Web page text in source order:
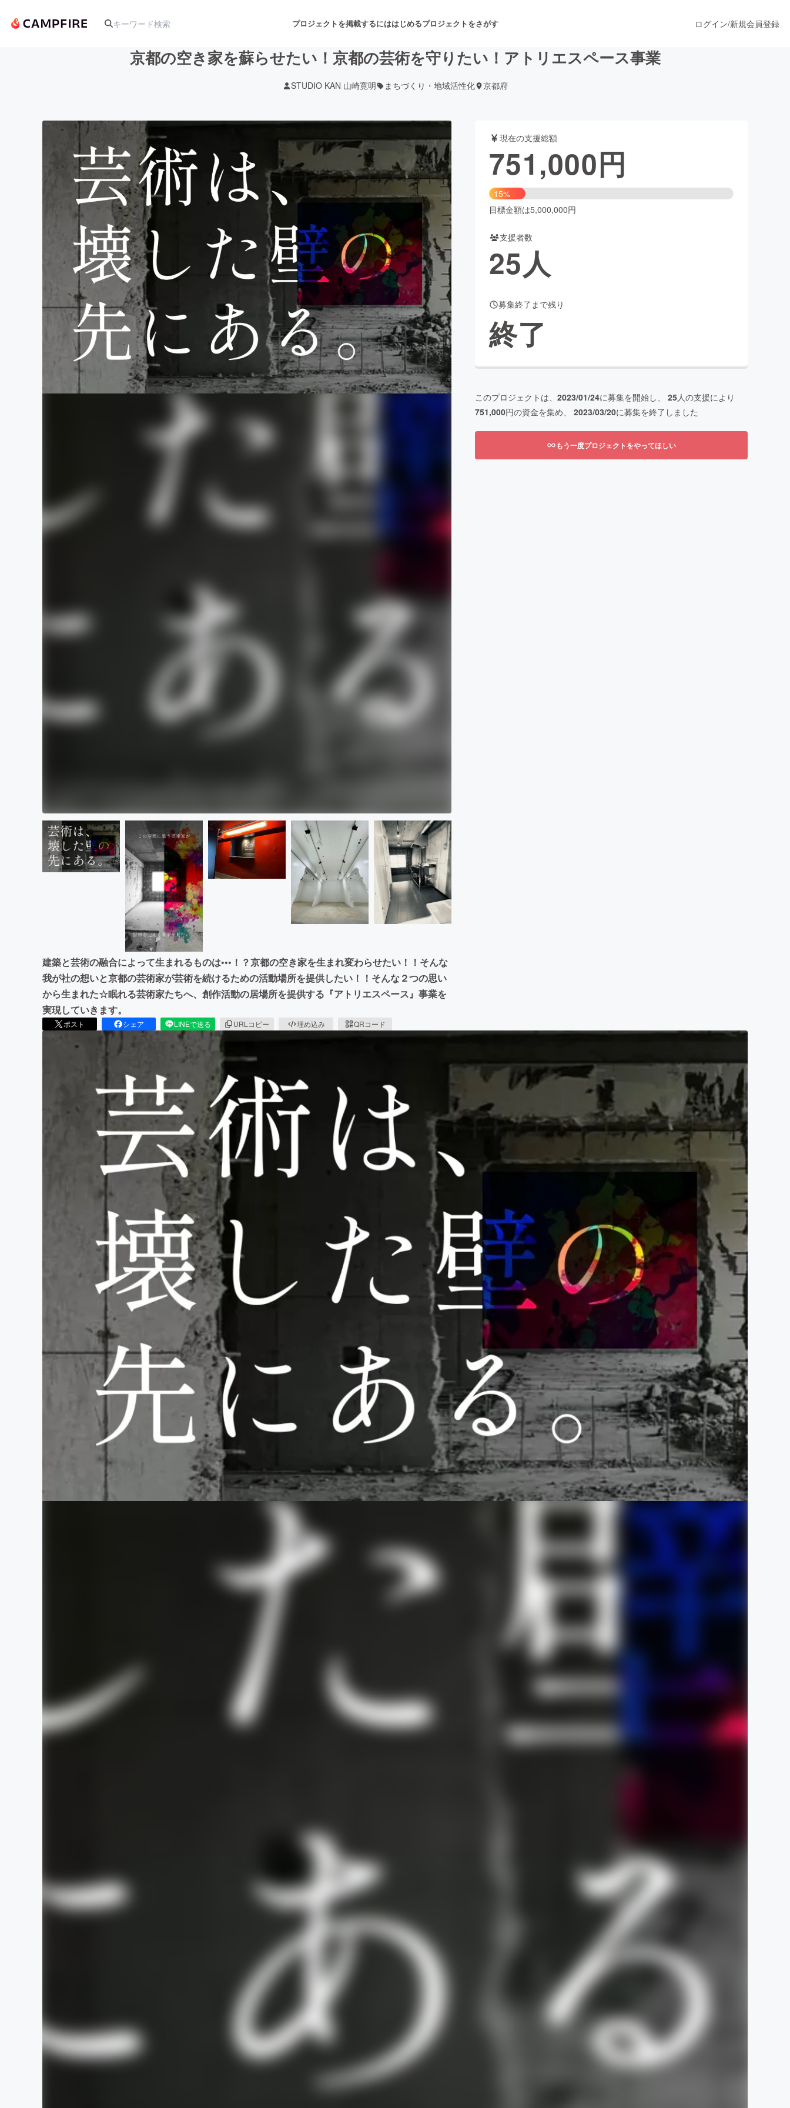
プロジェクトを掲載するにははじめるプロジェクトをさがす
アート・写真 音楽 舞台・パフォーマンス
テクノロジー・ガジェット ゲーム・サービス開発 フード・飲食店 ファッション
映像・映画 書籍・雑誌出版 アニメ・漫画
ビジネス・起業 チャレンジ ビューティー・ヘルスケア
まちづくり・地域活性化
CAMPFIRE for Social GoodCAMPFIRE Creation
CAMPFIREふるさと納税machi-yaコミュニティ
ログイン/新規会員登録
京都の空き家を蘇らせたい！京都の芸術を守りたい！アトリエスペース事業
STUDIO KAN 山崎寛明 まちづくり・地域活性化 京都府
建築と芸術の融合によって生まれるものは•••！？京都の空き家を生まれ変わらせたい！！そんな
我が社の想いと京都の芸術家が芸術を続けるための活動場所を提供したい！！そんな２つの思い
から生まれた☆眠れる芸術家たちへ、創作活動の居場所を提供する『アトリエスペース』事業を
実現していきます。
ポスト シェア LINEで送る URLコピー 埋め込み QRコード
現在の支援総額
751,000円
15%
目標金額は5,000,000円
支援者数
25人
募集終了まで残り
終了
このプロジェクトは、 2023/01/24に募集を開始し、 25人の支援により
751,000円の資金を集め、 2023/03/20に募集を終了しました
もう一度プロジェクトをやってほしい